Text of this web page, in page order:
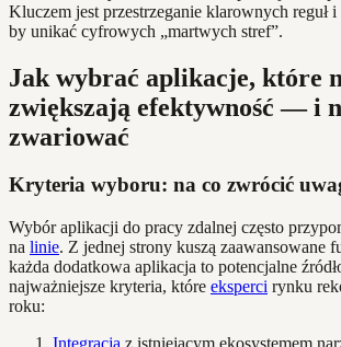
Kluczem jest przestrzeganie klarownych reguł
by unikać cyfrowych „martwych stref”.
Jak wybrać aplikacje, które
zwiększają efektywność — i
zwariować
Kryteria wyboru: na co zwrócić
Wybór aplikacji do pracy zdalnej często
na linie. Z jednej strony kuszą zaawansowane
każda dodatkowa aplikacja to potencjalne
najważniejsze kryteria, które eksperci rynku
roku: